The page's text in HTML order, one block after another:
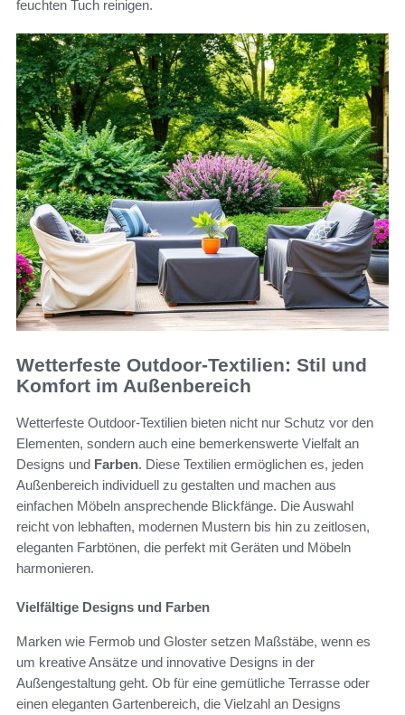
feuchten Tuch reinigen.
Wetterfeste Outdoor-Textilien: Stil und
Komfort im Außenbereich
Wetterfeste Outdoor-Textilien bieten nicht nur Schutz vor den
Elementen, sondern auch eine bemerkenswerte Vielfalt an
Designs und Farben. Diese Textilien ermöglichen es, jeden
Außenbereich individuell zu gestalten und machen aus
einfachen Möbeln ansprechende Blickfänge. Die Auswahl
reicht von lebhaften, modernen Mustern bis hin zu zeitlosen,
eleganten Farbtönen, die perfekt mit Geräten und Möbeln
harmonieren.
Vielfältige Designs und Farben
Marken wie Fermob und Gloster setzen Maßstäbe, wenn es
um kreative Ansätze und innovative Designs in der
Außengestaltung geht. Ob für eine gemütliche Terrasse oder
einen eleganten Gartenbereich, die Vielzahl an Designs